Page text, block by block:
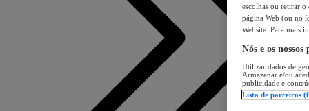
escolhas ou retirar
página Web (ou no
Website. Para mais
Nós e os
Utilizar dados de
Armazenar e/ou
publicidade e
Lista de parceiros